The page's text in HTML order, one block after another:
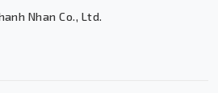
Nhan Co., Ltd.
Phản hồi tức thì